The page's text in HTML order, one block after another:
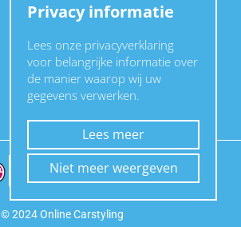
© 2024 Online Carstyling
Privacy informatie
Lees onze privacyverklaring
voor belangrijke informatie over
de manier waarop wij uw
gegevens verwerken.
Lees meer
Niet meer weergeven